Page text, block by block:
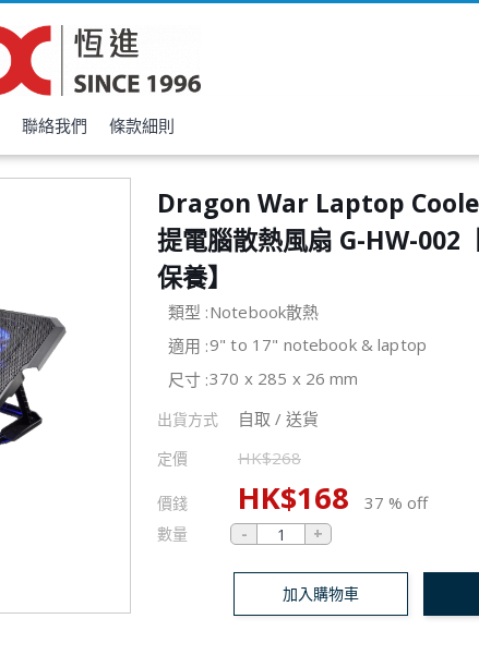
聯絡我們 條款細則
Dragon War Laptop
提電腦散熱風扇 G-HW-002
保養】
類型 :Notebook散熱
適用 :9" to 17" notebook & laptop
尺寸 :370 x 285 x 26 mm
出貨方式 自取 / 送貨
定價 HK$268
價錢 HK$168 37 % off
數量
加入購物車